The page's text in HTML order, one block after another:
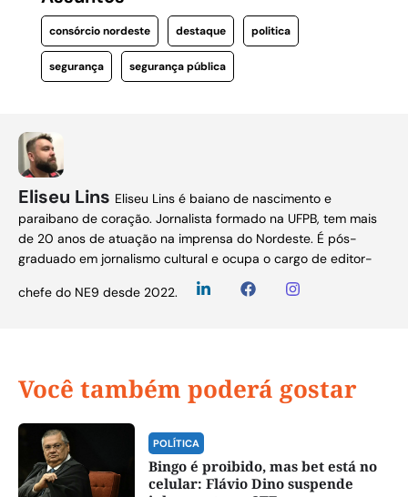
consórcio nordeste destaque politica
segurança segurança pública
Eliseu Lins Eliseu Lins é baiano de nascimento e
paraibano de coração. Jornalista formado na UFPB, tem mais
de 20 anos de atuação na imprensa do Nordeste. É pós-
graduado em jornalismo cultural e ocupa o cargo de editor-
chefe do NE9 desde 2022.
Você também poderá gostar
POLÍTICA
Bingo é proibido, mas bet está no
celular: Flávio Dino suspende